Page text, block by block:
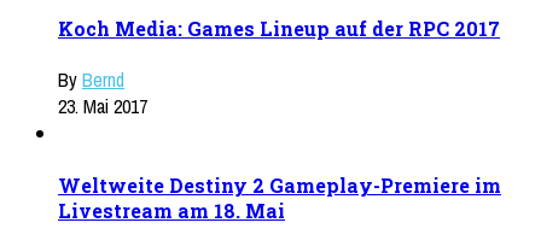
Koch Media: Games Lineup auf der RPC 2017
ByBernd
23. Mai 2017
Weltweite Destiny 2 Gameplay-Premiere im
Livestream am 18. Mai